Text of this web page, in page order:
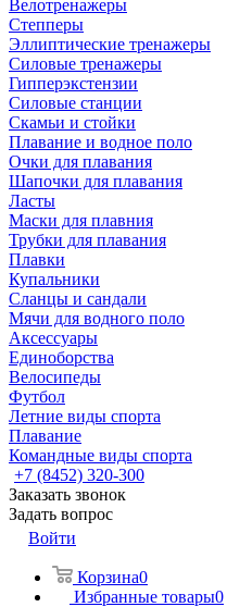
Велотренажеры
Степперы
Эллиптические тренажеры
Силовые тренажеры
Гипперэкстензии
Силовые станции
Скамьи и стойки
Плавание и водное поло
Очки для плавания
Шапочки для плавания
Ласты
Маски для плавния
Трубки для плавания
Плавки
Купальники
Сланцы и сандали
Мячи для водного поло
Аксессуары
Единоборства
Велосипеды
Футбол
Летние виды спорта
Плавание
Командные виды спорта
+7 (8452) 320-300
Заказать звонок
Задать вопрос
Войти
Корзина0
Избранные товары0